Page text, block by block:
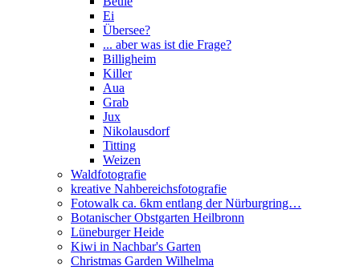
Ei
Übersee?
... aber was ist die Frage?
Billigheim
Killer
Aua
Grab
Jux
Nikolausdorf
Titting
Weizen
Waldfotografie
kreative Nahbereichsfotografie
Fotowalk ca. 6km entlang der Nürburgring…
Botanischer Obstgarten Heilbronn
Lüneburger Heide
Kiwi in Nachbar's Garten
Christmas Garden Wilhelma